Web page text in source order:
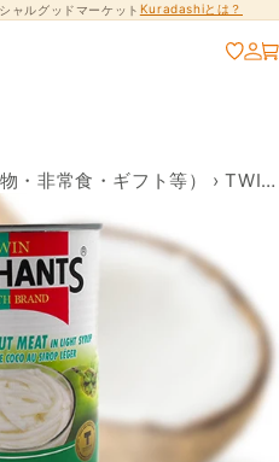
ャルグッドマーケット Kuradashiとは？
・非常食・ギフト等） › TWIN ELEPHANTS「ココナッツミート（細切り）」